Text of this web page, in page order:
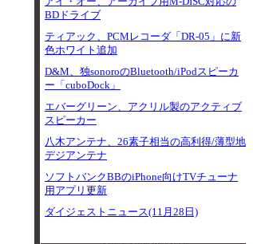
BDドライブ
ティアック、PCMレコーダ「DR-05」に新
色ホワイト追加
D&M、独sonoroのBluetooth/iPodスピーカ
ー「cuboDock」
エバーグリーン、アクリル製のアクティブ
スピーカー
八木アンテナ、26素子相当の高利得/薄型地
デジアンテナ
ソフトバンクBBのiPhone向けTVチューナ
用アプリ更新
ダイジェストニュース(11月28日)